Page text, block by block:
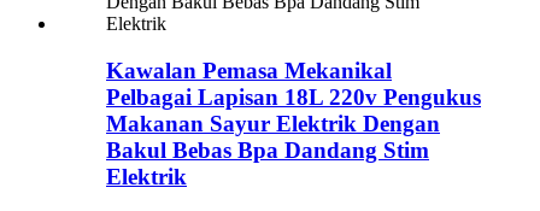
Kawalan Pemasa Mekanikal
Pelbagai Lapisan 18L 220v Pengukus
Makanan Sayur Elektrik Dengan
Bakul Bebas Bpa Dandang Stim
Elektrik